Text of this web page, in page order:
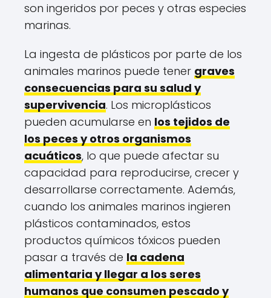
son ingeridos por peces y otras especies
marinas.
La ingesta de plásticos por parte de los
animales marinos puede tener graves
consecuencias para su salud y
supervivencia. Los microplásticos
pueden acumularse en los tejidos de
los peces y otros organismos
acuáticos, lo que puede afectar su
capacidad para reproducirse, crecer y
desarrollarse correctamente. Además,
cuando los animales marinos ingieren
plásticos contaminados, estos
productos químicos tóxicos pueden
pasar a través de la cadena
alimentaria y llegar a los seres
humanos que consumen pescado y